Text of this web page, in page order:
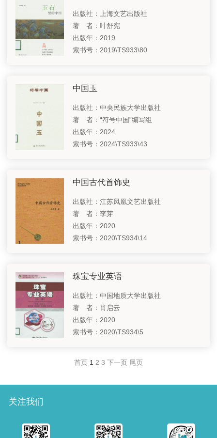
出版社：上海文艺出版社
著 者：叶舒宪
出版年：2019
索书号：2019\TS933\80
中国玉
出版社：中央民族大学出版社
著 者：“符号中国”编写组
出版年：2024
索书号：2024\TS933\43
中国古代首饰史
出版社：江苏凤凰文艺出版社
著 者：李芽
出版年：2020
索书号：2020\TS934\14
珠宝专业英语
出版社：中国地质大学出版社
著 者：肖启云
出版年：2020
索书号：2020\TS934\5
首页 1 2 3 下一页 尾页
关注我们